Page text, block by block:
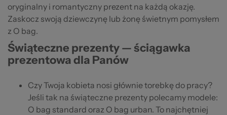
oryginalny i romantyczny prezent na każdą okazję.
Zaskocz swoją dziewczynę lub żonę świetnym pomysłem
z O bag.
Świąteczne prezenty — ściągawka
prezentowa dla Panów
Czy Twoja kobieta nosi głównie torebkę do pracy?
Jeśli tak na świąteczne prezenty polecamy modele:
O bag standard oraz O bag urban. To najchętniej